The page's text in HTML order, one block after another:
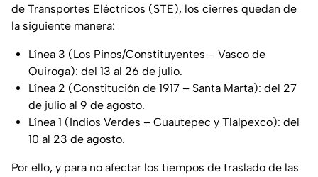
de Transportes Eléctricos (STE), los cierres quedan de
la siguiente manera:
Línea 3 (Los Pinos/Constituyentes – Vasco de
Quiroga): del 13 al 26 de julio.
Línea 2 (Constitución de 1917 – Santa Marta): del 27
de julio al 9 de agosto.
Línea 1 (Indios Verdes – Cuautepec y Tlalpexco): del
10 al 23 de agosto.
Por ello, y para no afectar los tiempos de traslado de las